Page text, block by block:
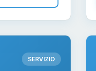
SERVIZIO